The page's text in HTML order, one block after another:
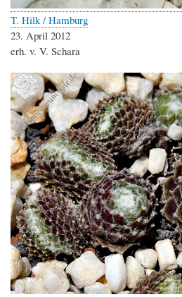
T. Hilk / Hamburg
23. April 2012
erh. v. V. Schara